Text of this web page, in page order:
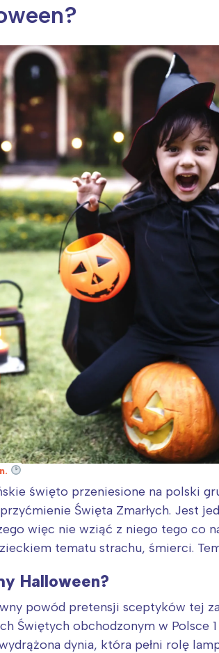
Kwitnąca wiśnia i jej płatki
święto przeniesione na polski
Święta Zmarłych. Jest
więc nie wziąć z niego tego co
tematu strachu, śmierci.
Halloween?
powód pretensji sceptyków tej
Świętych obchodzonym w Polsce
dynia, która pełni rolę